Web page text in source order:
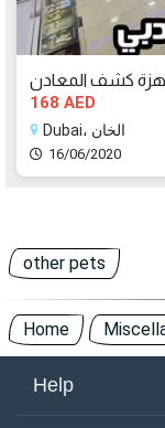
كشف المعادن
168 AED
Dubai، الخان
16/06/2020
other pets
Home
Help